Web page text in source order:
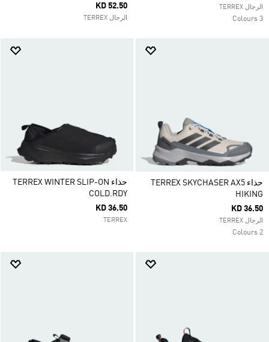
الرجال TERREX
3 Colours
KD 52.50
الرجال TERREX
حذاء TERREX SKYCHASER AX5
HIKING
KD 36.50
الرجال TERREX
2 Colours
حذاء TERREX WINTER SLIP-ON
COLD.RDY
KD 36.50
TERREX